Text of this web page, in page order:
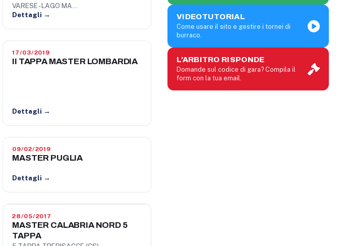
VARESE - LAGO MA…
Dettagli →
17/03/2019
II TAPPA MASTER LOMBARDIA
Dettagli →
09/02/2019
MASTER PUGLIA
Dettagli →
28/05/2017
MASTER CALABRIA NORD 5
TAPPA
VIDEOTUTORIAL
Come usare il sito e gestire i tornei di
burraco.
L'ARBITRO RISPONDE
Domande sul codice di gara? Compila il
form con la tua email.